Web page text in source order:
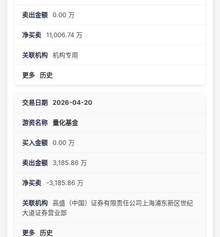
0.00 万
11,006.74 万
机构专用
历史
2026-04-20
量化基金
0.00 万
3,185.86 万
-3,185.86 万
高盛（中国）证券有限责任公司上海浦东新区世纪
大道证券营业部
历史